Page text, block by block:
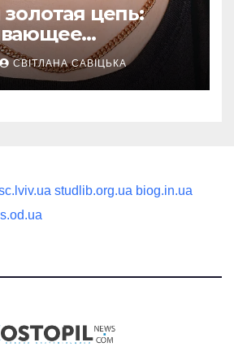
цепь:
по выбору
украшения
СВІТЛАНА САВІЦЬКА
studlib.org.ua biog.in.ua